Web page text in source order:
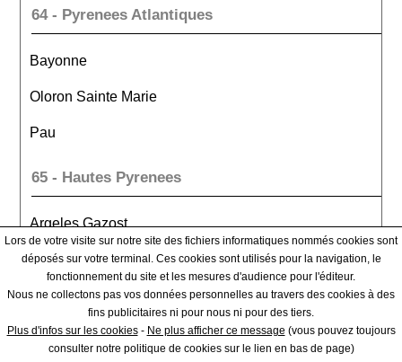
64 - Pyrenees Atlantiques
Bayonne
Oloron Sainte Marie
Pau
65 - Hautes Pyrenees
Argeles Gazost
Bagneres De Bigorre
Tarbes
66 - Pyrenees Orientales
Lors de votre visite sur notre site des fichiers informatiques nommés cookies sont
déposés sur votre terminal. Ces cookies sont utilisés pour la navigation, le
fonctionnement du site et les mesures d'audience pour l'éditeur.
Nous ne collectons pas vos données personnelles au travers des cookies à des
fins publicitaires ni pour nous ni pour des tiers.
Plus d'infos sur les cookies- Ne plus afficher ce message (vous pouvez toujours
consulter notre politique de cookies sur le lien en bas de page)